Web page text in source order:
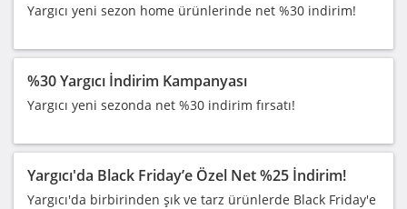
Yargıcı yeni sezon home ürünlerinde net %30 indirim!
%30 Yargıcı İndirim Kampanyası
Yargıcı yeni sezonda net %30 indirim fırsatı!
Yargıcı'da Black Friday’e Özel Net %25 İndirim!
Yargıcı'da birbirinden şık ve tarz ürünlerde Black Friday'e